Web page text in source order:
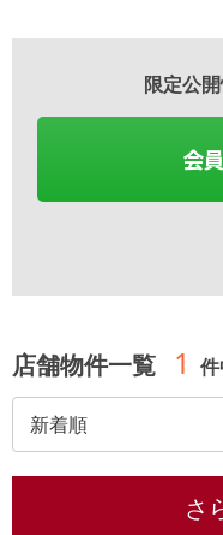
限定公
会
店舗物件一覧 1
さ